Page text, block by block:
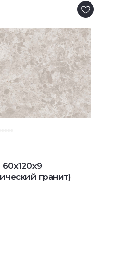
60x120x9
гранит)